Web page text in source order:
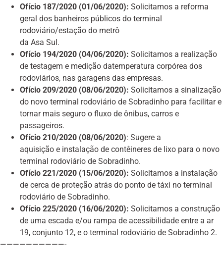
Ofício 187/2020 (01/06/2020): Solicitamos a reforma
geral dos banheiros públicos do terminal
rodoviário/estação do metrô
da Asa Sul.
Ofício 194/2020 (04/06/2020): Solicitamos a realização
de testagem e medição datemperatura corpórea dos
rodoviários, nas garagens das empresas.
Ofício 209/2020 (08/06/2020): Solicitamos a sinalização
do novo terminal rodoviário de Sobradinho para facilitar e
tornar mais seguro o fluxo de ônibus, carros e
passageiros.
Ofício 210/2020 (08/06/2020): Sugere a
aquisição e instalação de contêineres de lixo para o novo
terminal rodoviário de Sobradinho.
Ofício 221/2020 (15/06/2020): Solicitamos a instalação
de cerca de proteção atrás do ponto de táxi no terminal
rodoviário de Sobradinho.
Ofício 225/2020 (16/06/2020): Solicitamos a construção
de uma escada e/ou rampa de acessibilidade entre a ar
19, conjunto 12, e o terminal rodoviário de Sobradinho 2.
——————————-